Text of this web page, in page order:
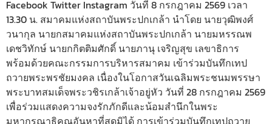
Facebook Twitter Instagram วันที่ 8 กรกฎาคม 2569 เวลา
13.30 น. สมาคมแห่งสถาบันพระปกเกล้า นำโดย นายวุฒิพงศ์
วนากุล นายกสมาคมแห่งสถาบันพระปกเกล้า นายมหรรณพ
เดชวิทักษ์ นายกกิตติมศักดิ์ นายภานุ เจริญสุข เลขาธิการ
พร้อมด้วยคณะกรรมการบริหารสมาคม เข้าร่วมบันทึกเทป
ถวายพระพรชัยมงคล เนื่องในโอกาสวันเฉลิมพระชนมพรรษา
พระบาทสมเด็จพระวชิรเกล้าเจ้าอยู่หัว วันที่ 28 กรกฎาคม 2569
เพื่อร่วมแสดงความจงรักภักดีและน้อมสำนึกในพระ
มหากรุณาธิคุณอันหาที่สุดมิได้ การเข้าร่วมบันทึกเทปถวาย